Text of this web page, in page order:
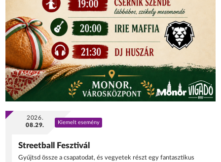
2026.
08.29.
Kiemelt esemény
Streetball Fesztivál
Gyűjtsd össze a csapatodat, és vegyetek részt egy fantasztikus